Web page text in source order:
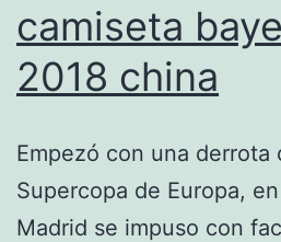
camiseta
2018 china
Empezó con una derrota
Supercopa de Europa,
Madrid se impuso con